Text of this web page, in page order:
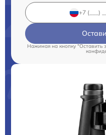
Нажимая на кнопку "Оставить